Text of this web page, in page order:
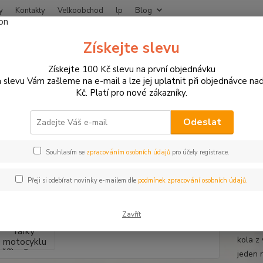
Kontakty Velkoobchod lp Blog
Hledat
Motodoplňky a příslušenství Proužky na ráfky Proužky na ráfky
na ráfky motocyklu šířka
kola z
jeden
Získejte slevu
Získejte 100 Kč slevu na první objednávku
slevu Vám zašleme na e-mail a lze jej uplatnit při objednávce
Kč. Platí pro nové zákazníky.
Odeslat
Souhlasím se zpracováním osobních údajů pro účely registrace.
Přeji si odebírat novinky e-mailem dle podmínek zpracování osobních údajů.
Zavřít